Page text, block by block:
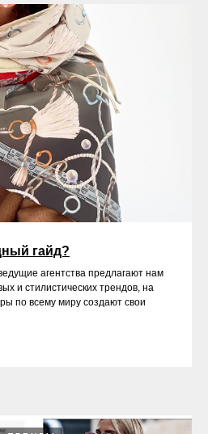
гайд?
агентства предлагают нам
и стилистических трендов, на
по всему миру создают свои